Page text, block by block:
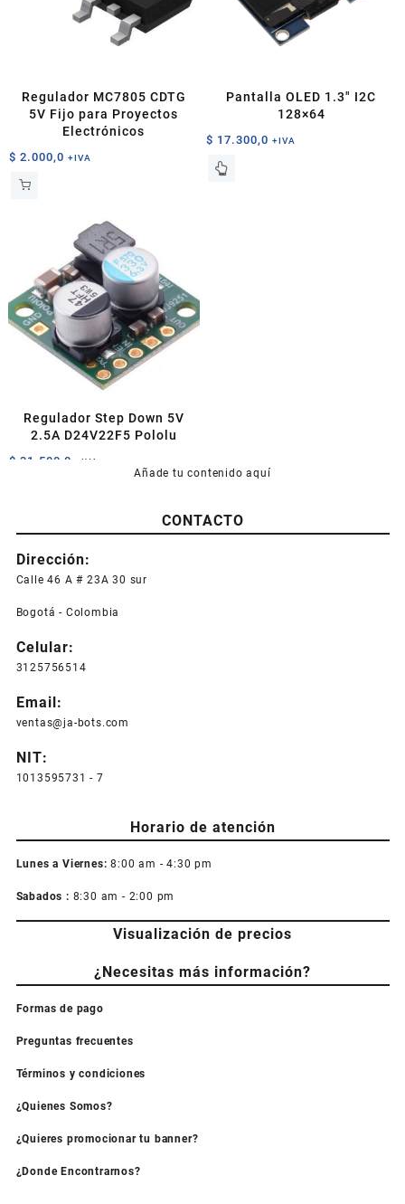
Regulador MC7805 CDTG
5V Fijo para Proyectos
Electrónicos
$ 2.000,0 +IVA
Pantalla OLED 1.3″ I2C
128×64
$ 17.300,0 +IVA
Este
Regulador Step Down 5V
2.5A D24V22F5 Pololu
$ 31.500,0 +IVA
Añade tu contenido aquí
CONTACTO
Dirección:
Calle 46 A # 23A 30 sur
Bogotá - Colombia
Celular:
3125756514
Email:
ventas@ja-bots.com
NIT:
1013595731 - 7
Horario de atención
Lunes a Viernes: 8:00 am - 4:30 pm
Sabados : 8:30 am - 2:00 pm
Visualización de precios
¿Necesitas más información?
Formas de pago
Preguntas frecuentes
Términos y condiciones
¿Quienes Somos?
¿Quieres promocionar tu banner?
¿Donde Encontrarnos?